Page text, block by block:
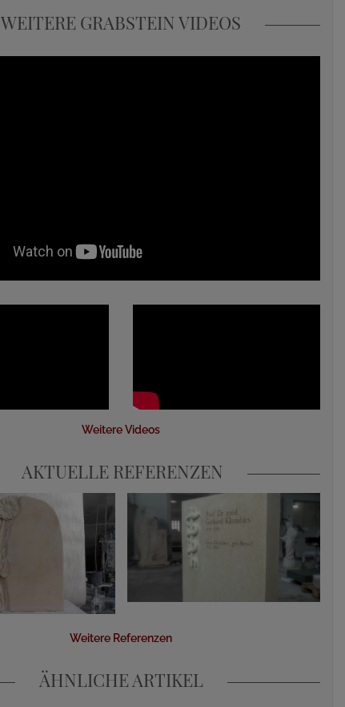
WEITERE GRABSTEIN VIDEOS
Weitere Videos
AKTUELLE REFERENZEN
Weitere Referenzen
ÄHNLICHE ARTIKEL